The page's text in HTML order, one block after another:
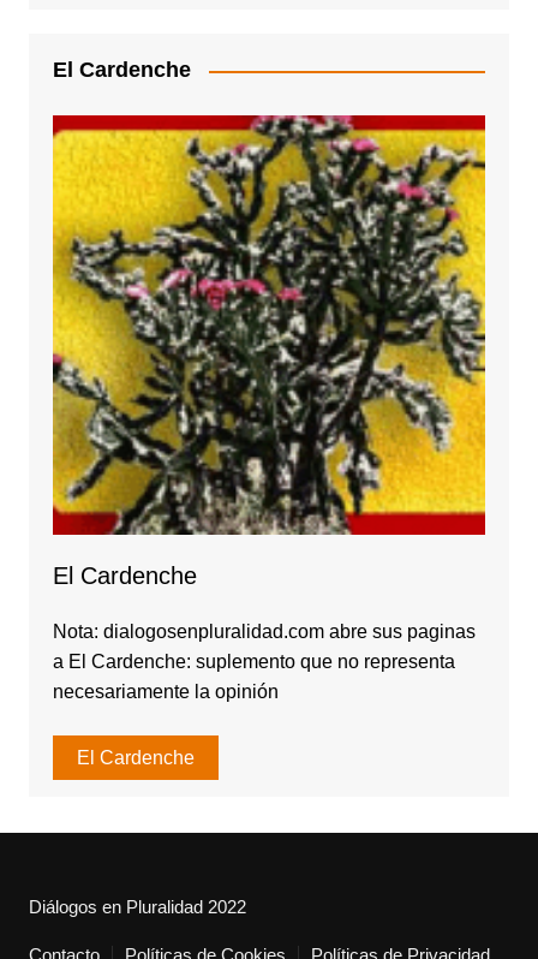
El Cardenche
El Cardenche
Nota: dialogosenpluralidad.com abre sus paginas
a El Cardenche: suplemento que no representa
necesariamente la opinión
El Cardenche
Diálogos en Pluralidad 2022
Contacto Políticas de Cookies Políticas de Privacidad